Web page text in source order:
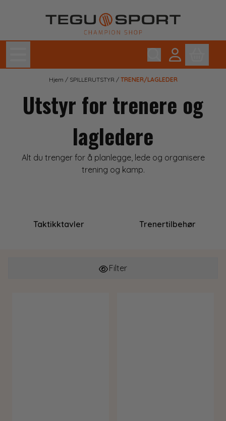
Hopp til innhold
Hjem / SPILLERUTSTYR / TRENER/LAGLEDER
Utstyr for trenere og
lagledere
Alt du trenger for å planlegge, lede og organisere
trening og kamp.
Taktikktavler Trenertilbehør
Filter